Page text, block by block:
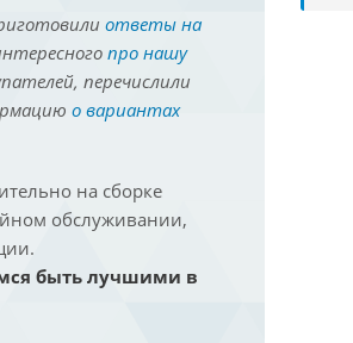
ответы на
про нашу
перечислили
о вариантах
на сборке
обслуживании,
быть лучшими в